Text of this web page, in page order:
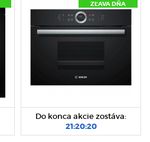
ZĽAVA DŇA
Do konca akcie zostáva:
21:20:20